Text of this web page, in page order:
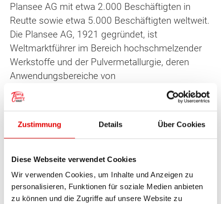
Zustimmung Details Über Cookies
Diese Webseite verwendet Cookies
Wir verwenden Cookies, um Inhalte und Anzeigen zu
personalisieren, Funktionen für soziale Medien anbieten
zu können und die Zugriffe auf unsere Website zu
Plansee AG mit etwa 2.000 Beschäftigten in
Reutte sowie etwa 5.000 Beschäftigten weltweit.
Die Plansee AG, 1921 gegründet, ist
Weltmarktführer im Bereich hochschmelzender
Werkstoffe und der Pulvermetallurgie, deren
Anwendungsbereiche von
Flachbildschirmtechnologien über
Leuchtstoffbestandteile aus Wolfram bis hin zur
Reutte ist durch eine Regionalbahnstrecke und
die Mittenwaldbahn der ÖBB mit dem Inntal im
Süden und dem Allgäu im Norden verbunden.
Eine Linie des österreichischen Postbus-
Unternehmens verkehrt zwischen Reutte und